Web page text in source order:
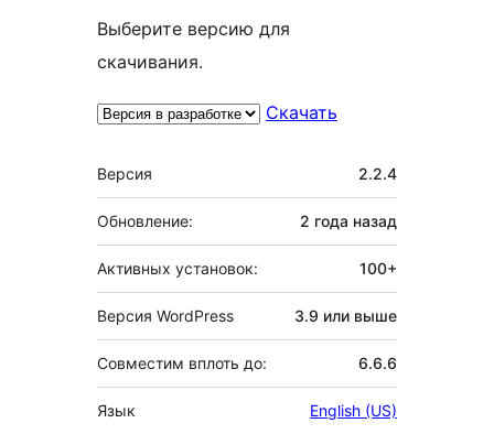
Выберите версию для
скачивания.
Скачать
Мета
Версия 2.2.4
Обновление: 2 года назад
Активных установок: 100+
Версия WordPress 3.9 или выше
Совместим вплоть до: 6.6.6
Язык English (US)